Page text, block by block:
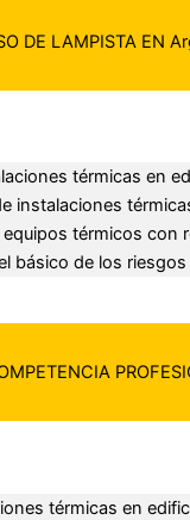
DE LAMPISTA EN
térmicas en
instalaciones
térmicos con
básico de los
térmicas en